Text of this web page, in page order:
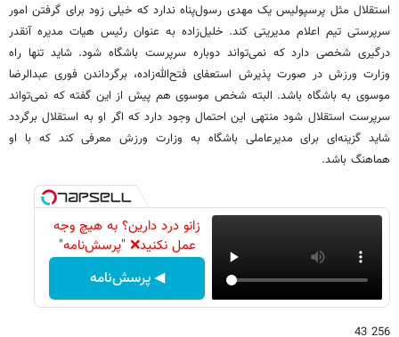
استقلال مثل پرسپولیس یک مهدی رسول‌پناه ندارد که خیلی زود برای گرفتن امور
سرپرستی تیم اعلام مدیریتی کند. خلیل‌زاده به عنوان رئیس هیات مدیره آنقدر
درگیری شخصی دارد که نمی‌تواند دوباره سرپرست باشگاه شود. شاید تنها راه
وزارت ورزش در صورت پذیرش استعفای فتح‌الله‌زاده، برگرداندن فوری عبدالرضا
موسوی به باشگاه باشد. البته شخص موسوی هم پیش از این گفته که نمی‌تواند
سرپرست استقلال شود منتهی این احتمال وجود دارد که اگر او به استقلال برگردد
شاید گزینه‌ای برای مدیرعاملی باشگاه به وزارت ورزش معرفی کند که با او
هماهنگ باشد.
زانو درد دارین؟ به هیچ وجه
عمل نکنید❌ "پرسش‌نامه"
◀ پرسش‌نامه
256 43